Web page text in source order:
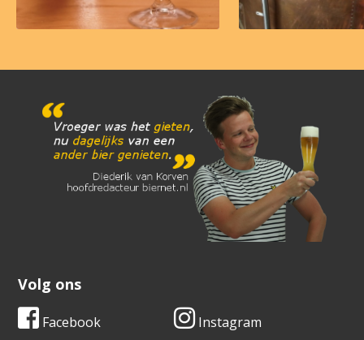
Volg ons
Facebook Instagram